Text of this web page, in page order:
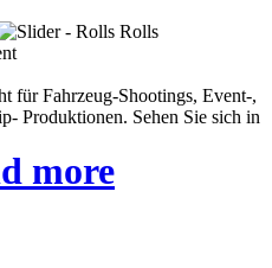
für Fahrzeug-Shootings, Event-,
Produktionen. Sehen Sie sich in
more